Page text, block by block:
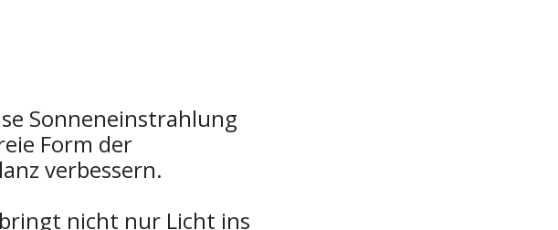
Sonneneinstrahlung
Form der
verbessern.
nicht nur Licht ins